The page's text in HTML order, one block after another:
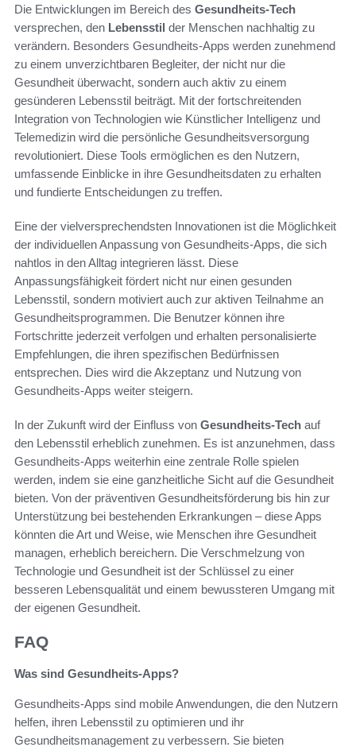
Die Entwicklungen im Bereich des Gesundheits-Tech
versprechen, den Lebensstil der Menschen nachhaltig zu
verändern. Besonders Gesundheits-Apps werden zunehmend
zu einem unverzichtbaren Begleiter, der nicht nur die
Gesundheit überwacht, sondern auch aktiv zu einem
gesünderen Lebensstil beiträgt. Mit der fortschreitenden
Integration von Technologien wie Künstlicher Intelligenz und
Telemedizin wird die persönliche Gesundheitsversorgung
revolutioniert. Diese Tools ermöglichen es den Nutzern,
umfassende Einblicke in ihre Gesundheitsdaten zu erhalten
und fundierte Entscheidungen zu treffen.
Eine der vielversprechendsten Innovationen ist die Möglichkeit
der individuellen Anpassung von Gesundheits-Apps, die sich
nahtlos in den Alltag integrieren lässt. Diese
Anpassungsfähigkeit fördert nicht nur einen gesunden
Lebensstil, sondern motiviert auch zur aktiven Teilnahme an
Gesundheitsprogrammen. Die Benutzer können ihre
Fortschritte jederzeit verfolgen und erhalten personalisierte
Empfehlungen, die ihren spezifischen Bedürfnissen
entsprechen. Dies wird die Akzeptanz und Nutzung von
Gesundheits-Apps weiter steigern.
In der Zukunft wird der Einfluss von Gesundheits-Tech auf
den Lebensstil erheblich zunehmen. Es ist anzunehmen, dass
Gesundheits-Apps weiterhin eine zentrale Rolle spielen
werden, indem sie eine ganzheitliche Sicht auf die Gesundheit
bieten. Von der präventiven Gesundheitsförderung bis hin zur
Unterstützung bei bestehenden Erkrankungen – diese Apps
könnten die Art und Weise, wie Menschen ihre Gesundheit
managen, erheblich bereichern. Die Verschmelzung von
Technologie und Gesundheit ist der Schlüssel zu einer
besseren Lebensqualität und einem bewussteren Umgang mit
der eigenen Gesundheit.
FAQ
Was sind Gesundheits-Apps?
Gesundheits-Apps sind mobile Anwendungen, die den Nutzern
helfen, ihren Lebensstil zu optimieren und ihr
Gesundheitsmanagement zu verbessern. Sie bieten